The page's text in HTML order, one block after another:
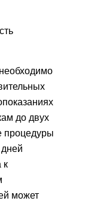
до двух
процедуры
к
может